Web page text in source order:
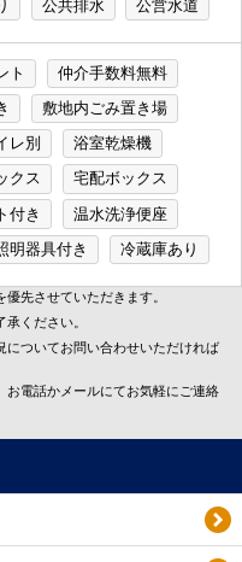
公共排水 公営水道
ト
仲介手数料無料
敷地内ごみ置き場
レ別
浴室乾燥機
クス
宅配ボックス
付き
温水洗浄便座
明器具付き 冷蔵庫あり
先させていただきます。
ください。
についてお問い合わせいただければ
お電話かメールにてお気軽にご連絡